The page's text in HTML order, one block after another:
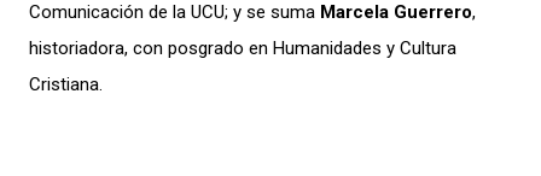
Comunicación de la UCU; y se suma Marcela Guerrero,
historiadora, con posgrado en Humanidades y Cultura
Cristiana.